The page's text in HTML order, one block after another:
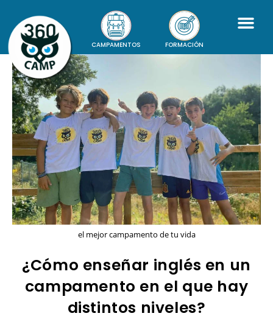
CAMPAMENTOS FORMACIÓN
el mejor campamento de tu vida
¿Cómo enseñar inglés en un
campamento en el que hay
distintos niveles?